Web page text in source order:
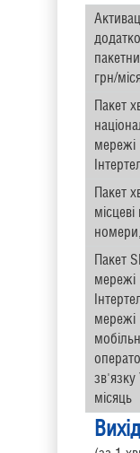
грн/
Пакет
мережі
Пакет
місцеві
Пакет
мережі
мережі
зв'язку
місяць